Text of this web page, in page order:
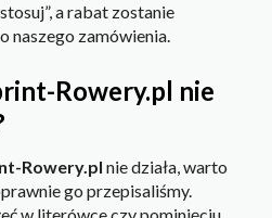
a rabat zostanie
naszego zamówienia.
Rowery.pl nie
Rowery.pl nie działa, warto
go przepisaliśmy.